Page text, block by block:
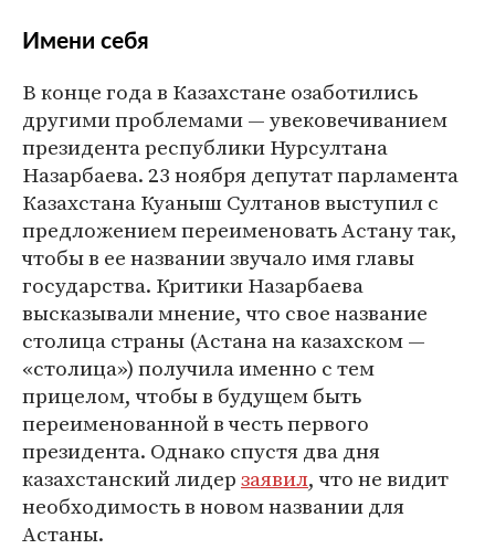
Имени себя
В конце года в Казахстане озаботились
другими проблемами — увековечиванием
президента республики Нурсултана
Назарбаева. 23 ноября депутат парламента
Казахстана Куаныш Султанов выступил с
предложением переименовать Астану так,
чтобы в ее названии звучало имя главы
государства. Критики Назарбаева
высказывали мнение, что свое название
столица страны (Астана на казахском —
«столица») получила именно с тем
прицелом, чтобы в будущем быть
переименованной в честь первого
президента. Однако спустя два дня
казахстанский лидерзаявил, что не видит
необходимость в новом названии для
Астаны.